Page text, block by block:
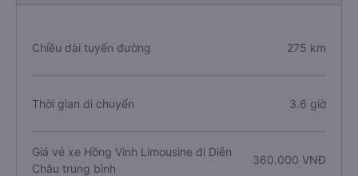
Chiều dài tuyến đường 275 km
Thời gian di chuyển 3.6 giờ
Giá vé xe Hồng Vinh Limousine đi Diễn
Châu trung bình
360.000 VNĐ